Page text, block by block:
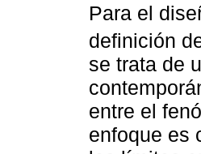
Para el
definición
se trata de
entre el
enfoque es